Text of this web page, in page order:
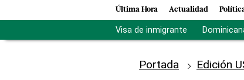
Última Hora Actualidad
Visa de inmigrante
Portada Edición